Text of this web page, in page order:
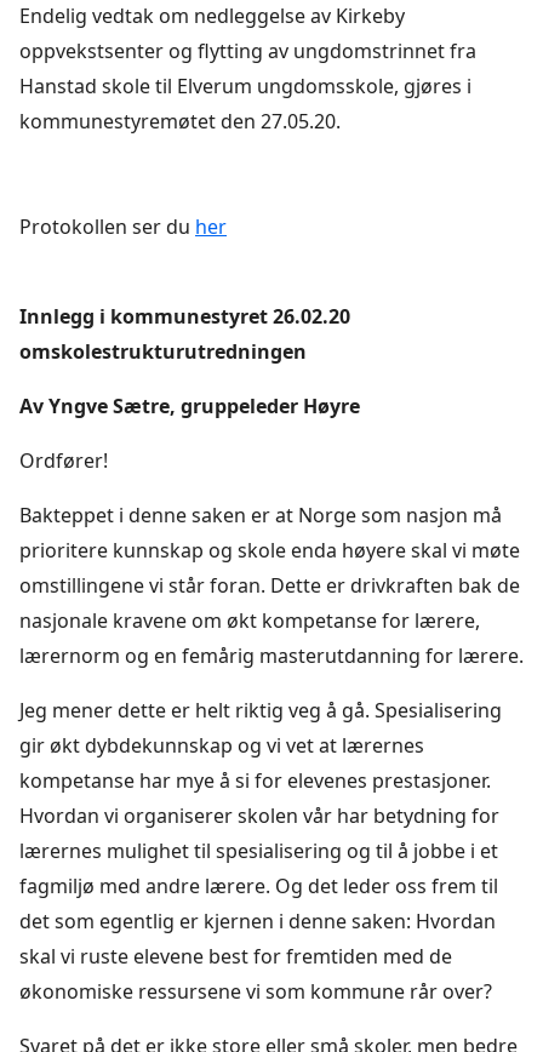
Endelig vedtak om nedleggelse av Kirkeby
oppvekstsenter og flytting av ungdomstrinnet fra
Hanstad skole til Elverum ungdomsskole, gjøres i
kommunestyremøtet den 27.05.20.
Protokollen ser du her
Innlegg i kommunestyret 26.02.20
omskolestrukturutredningen
Av Yngve Sætre, gruppeleder Høyre
Ordfører!
Bakteppet i denne saken er at Norge som nasjon må
prioritere kunnskap og skole enda høyere skal vi møte
omstillingene vi står foran. Dette er drivkraften bak de
nasjonale kravene om økt kompetanse for lærere,
lærernorm og en femårig masterutdanning for lærere.
Jeg mener dette er helt riktig veg å gå. Spesialisering
gir økt dybdekunnskap og vi vet at lærernes
kompetanse har mye å si for elevenes prestasjoner.
Hvordan vi organiserer skolen vår har betydning for
lærernes mulighet til spesialisering og til å jobbe i et
fagmiljø med andre lærere. Og det leder oss frem til
det som egentlig er kjernen i denne saken: Hvordan
skal vi ruste elevene best for fremtiden med de
økonomiske ressursene vi som kommune rår over?
Svaret på det er ikke store eller små skoler, men bedre